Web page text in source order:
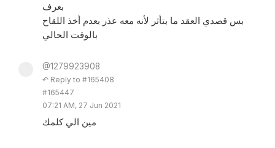
بعرف
بس قصدي العقد ما بتأثر لأنه معه عذر بعدم أخذ اللقاح
بالوقت الحالي
@1279923908
↶ Reply to #165408
#165447
07:21 AM, 27 Jun 2021
مين الي كلمك